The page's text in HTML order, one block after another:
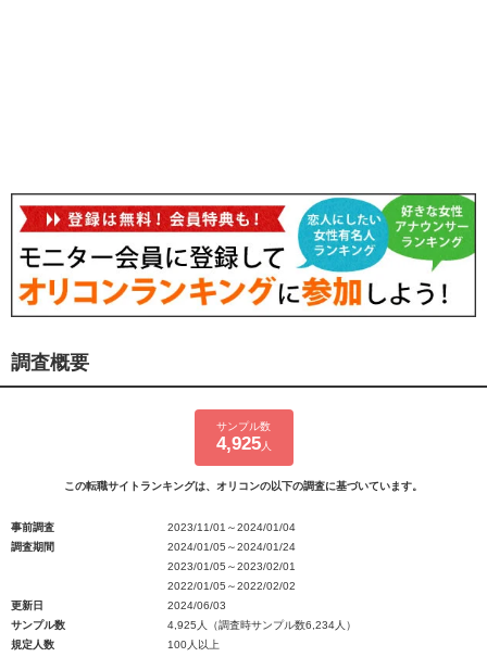
調査概要
サンプル数
4,925人
この転職サイトランキングは、オリコンの以下の調査に基づいています。
事前調査
2023/11/01～2024/01/04
調査期間
2024/01/05～2024/01/24
2023/01/05～2023/02/01
2022/01/05～2022/02/02
更新日
2024/06/03
サンプル数
4,925人（調査時サンプル数6,234人）
規定人数
100人以上